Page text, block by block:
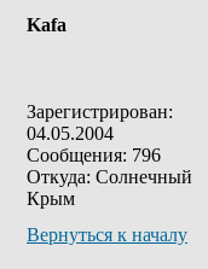
Kafa
Зарегистрирован:
04.05.2004
Сообщения: 796
Откуда: Солнечный
Крым
Вернуться к началу